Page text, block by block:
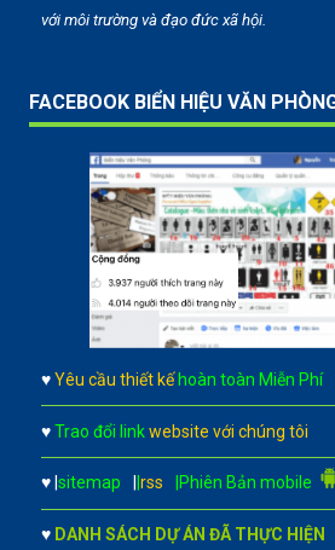
với môi trường và đạo đức xã hội.
FACEBOOK BIỂN HIỆU VĂN
♥ Yêu cầu thiết kế hoàn toàn Miễn Phí
♥ Trao đổi link website với chúng tôi
♥ |sitemap |rss |Phiên Bản mobile
♥ DANH SÁCH DỰ ÁN ĐÃ THỰC HIỆN